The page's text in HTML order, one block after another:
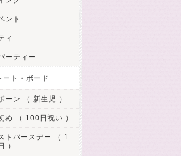
ント
ィ
ーティー
ート・ボード
ーン （ 新生児 ）
め （ 100日祝い ）
トバースデー （ 1
）